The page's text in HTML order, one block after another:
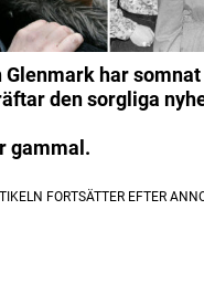
har somnat
den sorgliga
gammal.